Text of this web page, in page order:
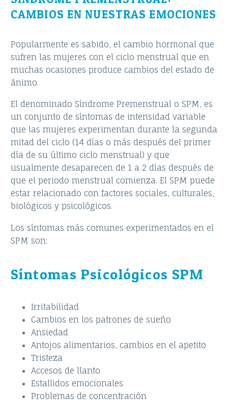
CAMBIOS EN NUESTRAS EMOCIONES
Popularmente es sabido, el cambio hormonal que
sufren las mujeres con el ciclo menstrual que en
muchas ocasiones produce cambios del estado de
ánimo.
El denominado Síndrome Premenstrual o SPM, es
un conjunto de síntomas de intensidad variable
que las mujeres experimentan durante la segunda
mitad del ciclo (14 días o más después del primer
día de su último ciclo menstrual) y que
usualmente desaparecen de 1 a 2 días después de
que el periodo menstrual comienza. El SPM puede
estar relacionado con factores sociales, culturales,
biológicos y psicológicos.
Los síntomas más comunes experimentados en el
SPM son:
Síntomas Psicológicos SPM
Irritabilidad
Cambios en los patrones de sueño
Ansiedad
Antojos alimentarios, cambios en el apetito
Tristeza
Accesos de llanto
Estallidos emocionales
Problemas de concentración